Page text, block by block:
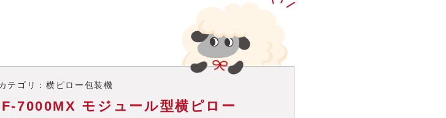
テゴリ：横ピロー包装機
7000MX モジュール型横ピロー